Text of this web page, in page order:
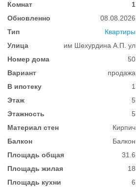
Комнат
1
Обновленно
08.08.2026
Тип
Квартиры
Улица
им Шехурдина А.П. ул
Номер дома
50
Вариант
продажа
В ипотеку
1
Этаж
5
Этажность
5
Материал стен
Кирпич
Балкон
Балкон
Площадь общая
31.6
Площадь жилая
18
Площадь кухни
6